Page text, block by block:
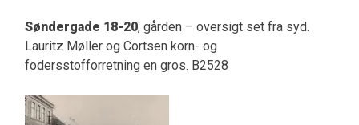
Søndergade 18-20, gården – oversigt set fra syd.
Lauritz Møller og Cortsen korn- og
fodersstofforretning en gros. B2528